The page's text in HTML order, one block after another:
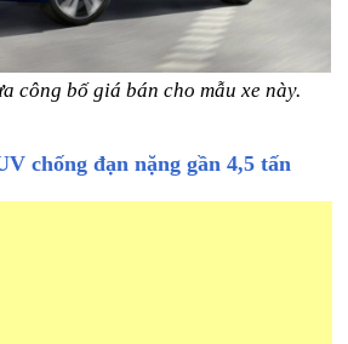
công bố giá bán cho mẫu xe này.
chống đạn nặng gần 4,5 tấn